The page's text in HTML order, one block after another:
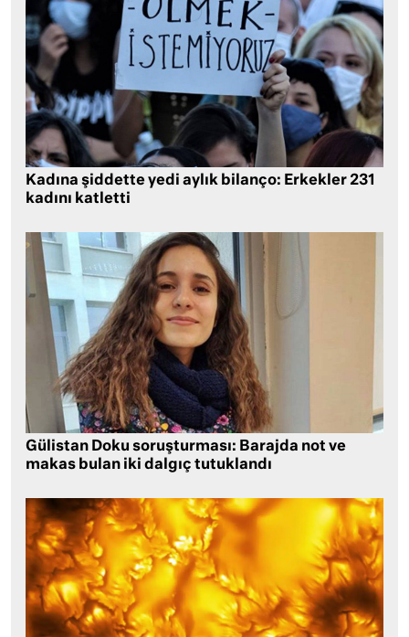
Kadına şiddette yedi aylık bilanço: Erkekler 231
kadını katletti
Gülistan Doku soruşturması: Barajda not ve
makas bulan iki dalgıç tutuklandı